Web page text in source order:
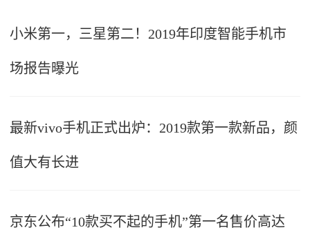
小米第一，三星第二！2019年印度智能手机市
场报告曝光
最新vivo手机正式出炉：2019款第一款新品，颜
值大有长进
京东公布“10款买不起的手机”第一名售价高达